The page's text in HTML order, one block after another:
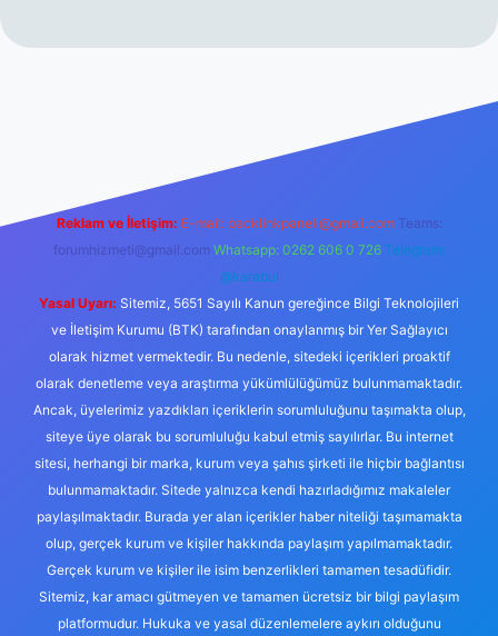
Reklam ve İletişim: E-mail: backlinkpaneli@gmail.com Teams:
forumhizmeti@gmail.com Whatsapp: 0262 606 0 726 Telegram:
@karabul
Yasal Uyarı: Sitemiz, 5651 Sayılı Kanun gereğince Bilgi Teknolojileri
ve İletişim Kurumu (BTK) tarafından onaylanmış bir Yer Sağlayıcı
olarak hizmet vermektedir. Bu nedenle, sitedeki içerikleri proaktif
olarak denetleme veya araştırma yükümlülüğümüz bulunmamaktadır.
Ancak, üyelerimiz yazdıkları içeriklerin sorumluluğunu taşımakta olup,
siteye üye olarak bu sorumluluğu kabul etmiş sayılırlar. Bu internet
sitesi, herhangi bir marka, kurum veya şahıs şirketi ile hiçbir bağlantısı
bulunmamaktadır. Sitede yalnızca kendi hazırladığımız makaleler
paylaşılmaktadır. Burada yer alan içerikler haber niteliği taşımamakta
olup, gerçek kurum ve kişiler hakkında paylaşım yapılmamaktadır.
Gerçek kurum ve kişiler ile isim benzerlikleri tamamen tesadüfidir.
Sitemiz, kar amacı gütmeyen ve tamamen ücretsiz bir bilgi paylaşım
platformudur. Hukuka ve yasal düzenlemelere aykırı olduğunu